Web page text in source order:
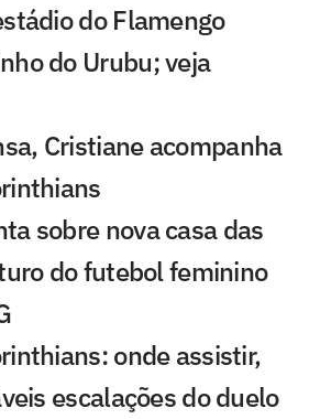
do Flamengo
do Urubu; veja
Cristiane acompanha
sobre nova casa das
do futebol feminino
onde assistir,
escalações do duelo